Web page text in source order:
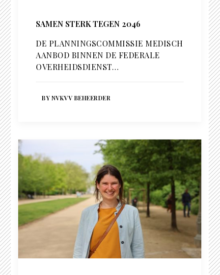
SAMEN STERK TEGEN 2046
DE PLANNINGSCOMMISSIE MEDISCH
AANBOD BINNEN DE FEDERALE
OVERHEIDSDIENST…
BY NVKVV BEHEERDER